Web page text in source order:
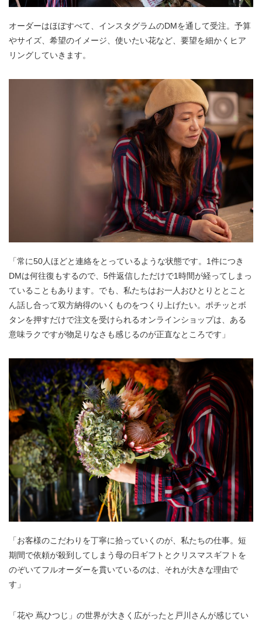
オーダーはほぼすべて、インスタグラムのDMを通して受注。予算
やサイズ、希望のイメージ、使いたい花など、要望を細かくヒア
リングしていきます。
「常に50人ほどと連絡をとっているような状態です。1件につき
DMは何往復もするので、5件返信しただけで1時間が経ってしまっ
ていることもあります。でも、私たちはお一人おひとりととこと
ん話し合って双方納得のいくものをつくり上げたい。ポチッとボ
タンを押すだけで注文を受けられるオンラインショップは、ある
意味ラクですが物足りなさも感じるのが正直なところです」
「お客様のこだわりを丁寧に拾っていくのが、私たちの仕事。短
期間で依頼が殺到してしまう母の日ギフトとクリスマスギフトを
のぞいてフルオーダーを貫いているのは、それが大きな理由で
す」
「花や 蔦ひつじ」の世界が大きく広がったと戸川さんが感じてい